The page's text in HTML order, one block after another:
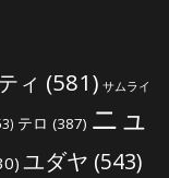
ィ (581) サムライ
テロ (387) ニュ
ユダヤ (543)